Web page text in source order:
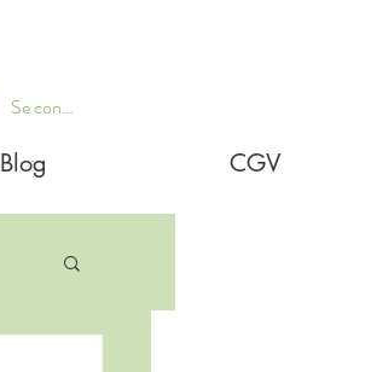
Se connecter
Blog CGV